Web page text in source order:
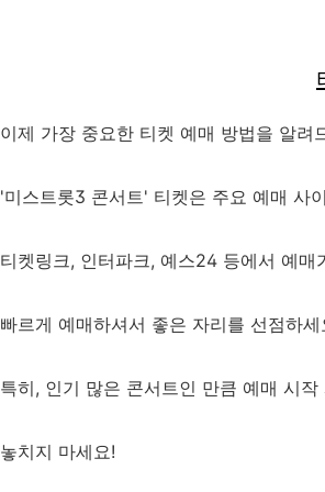
이제 가장 중요한 티켓 예매 방법을 알려
'미스트롯3 콘서트' 티켓은 주요 예매 사
티켓링크, 인터파크, 예스24 등에서 예매
빠르게 예매하셔서 좋은 자리를 선점하세
특히, 인기 많은 콘서트인 만큼 예매 시
놓치지 마세요!